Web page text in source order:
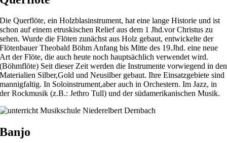
Die Querflöte, ein Holzblasinstrument, hat eine lange Historie und ist
schon auf einem etruskischen Relief aus dem 1 Jhd.vor Christus zu
sehen. Wurde die Flöten zunächst aus Holz gebaut, entwickelte der
Flötenbauer Theobald Böhm Anfang bis Mitte des 19.Jhd. eine neue
Art der Flöte, die auch heute noch hauptsächlich verwendet wird.
(Böhmflöte) Seit dieser Zeit werden die Instrumente vorwiegend in den
Materialien Silber,Gold und Neusilber gebaut. Ihre Einsatzgebiete sind
mannigfaltig. In Soloinstrument,aber auch in Orchestern. Im Jazz, in
der Rockmusik (z.B.: Jethro Tull) und der südamerikanischen Musik.
Banjo